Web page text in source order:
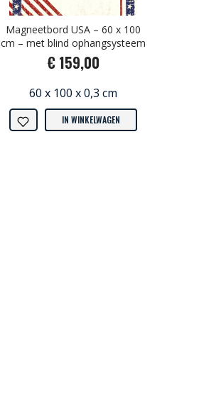
Magneetbord USA – 60 x 100
cm – met blind ophangsysteem
€ 159,00
60 x 100 x 0,3 cm
IN WINKELWAGEN